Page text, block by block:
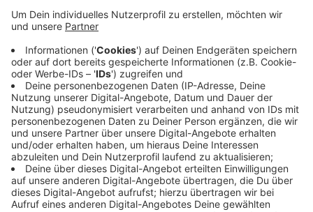
Anzeige
Unbekannte hatten versucht, den Automaten, der sich
in einem SB-Center auf einem Parkplatz befindet, zu
sprengen. Deswegen war in Velbert Sirenenalarm
ausgelöst worden. Nach aktuellem Stand der
Ermittlungen konnten die noch unbekannten Täter kein
Bargeld erbeuten.
Vor Ort wurden Spuren gesichert. Die Ermittlungen
dauern an.